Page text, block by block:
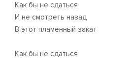
Как бы не сдаться
И не смотреть назад
В этот пламенный закат
Как бы не сдаться